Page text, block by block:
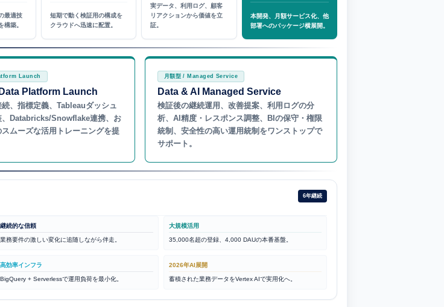
最適技
構築。
短期で動く検証用の構成を
クラウドへ迅速に配置。
実データ、利用ログ、顧客
リアクションから価値を立
証。
本開発、月額サービス化、他
部署へのパッケージ横展開。
Launch
Platform Launch
、指標定義、Tableauダッシュ
、Databricks/Snowflake連携、お
ムーズな活用トレーニングを提
月額型 / Managed Service
Data & AI Managed Service
検証後の継続運用、改善提案、利用ログの分
析、AI精度・レスポンス調整、BIの保守・権限
統制、安全性の高い運用統制をワンストップで
サポート。
6年継続
継続的な信頼
業務要件の激しい変化に追随しながら伴走。
大規模活用
35,000名超の登録、4,000 DAUの本番基盤。
高効率インフラ
BigQuery + Serverlessで運用負荷を最小化。
2026年AI展開
蓄積された業務データをVertex AIで実用化へ。